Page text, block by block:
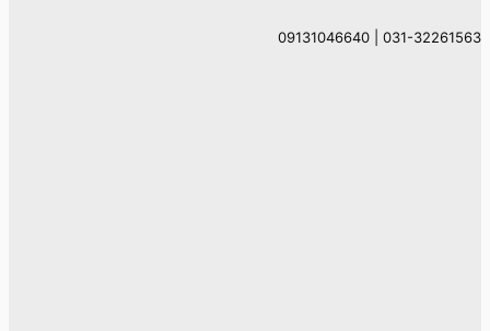
031-32261563 | 09131046640